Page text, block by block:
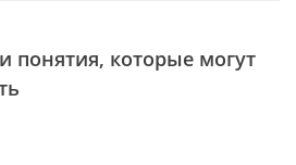
понятия, которые могут